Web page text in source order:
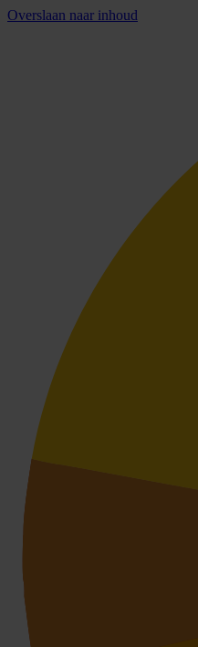
Overslaan naar inhoud